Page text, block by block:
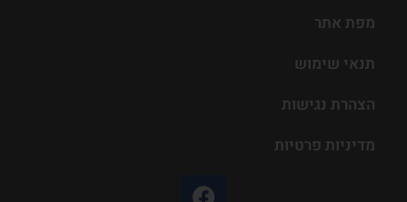
מפת אתר
תנאי שימוש
הצהרת נגישות
מדיניות פרטיות